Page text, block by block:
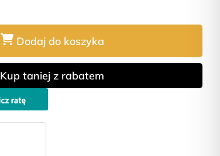
Dodaj do koszyka
Kup taniej z rabatem